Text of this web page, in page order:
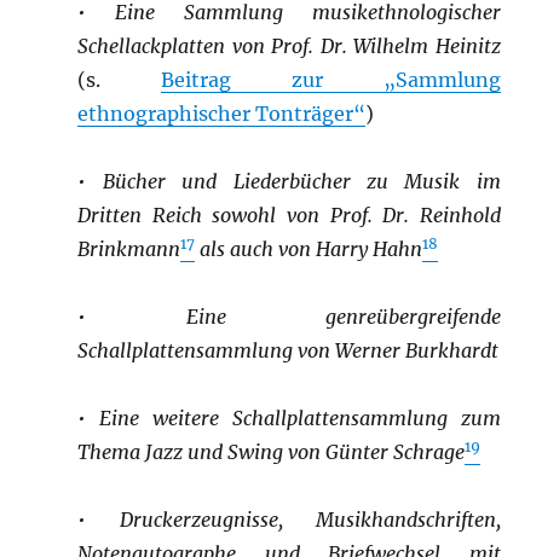
•Eine Sammlung musikethnologischer
Schellackplatten von Prof. Dr. Wilhelm Heinitz
(s.Beitrag zur „Sammlung
ethnographischer Tonträger“)
• Bücher und Liederbücher zu Musik im
Dritten Reich sowohl von Prof. Dr. Reinhold
Brinkmann17 als auch von Harry Hahn18
• Eine genreübergreifende
Schallplattensammlung von Werner Burkhardt
•Eine weitere Schallplattensammlung zum
Thema Jazz und Swing von Günter Schrage19
• Druckerzeugnisse, Musikhandschriften,